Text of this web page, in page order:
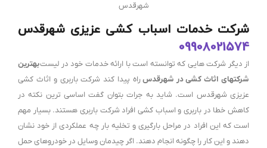
شهرقدس
شرکت خدمات اسباب کشی عزیزی شهرقدس
09908021574
از دیگر شرکت هایی که توانسته است با ارائه خدمات خود در لیستبهترین
شرکتهای اثاث کشی در شهرقدسراه پیدا کند شرکت باربری و اثاث کشی
عزیزی شهرقدس است. شاید به جرات بتوان گفت اساسی ترین نکته در
کاهش خطا در باربری و اسباب کشی افراد شرکت باربری هستند. بسیار مهم
است که این افراد در مراحل بارگیری و تخلیه بار چه عملکردی از خود نشان
دهند و این کار را چگونه انجام دهند. اگر چیدمان وسایل در خودروهای حمل